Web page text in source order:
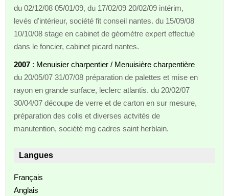
du 02/12/08 05/01/09, du 17/02/09 20/02/09 intérim,
levés d'intérieur, société fit conseil nantes. du 15/09/08
10/10/08 stage en cabinet de géomètre expert effectué
dans le foncier, cabinet picard nantes.
2007 : Menuisier charpentier / Menuisière charpentière
du 20/05/07 31/07/08 préparation de palettes et mise en
rayon en grande surface, leclerc atlantis. du 20/02/07
30/04/07 découpe de verre et de carton en sur mesure,
préparation des colis et diverses actvités de
manutention, société mg cadres saint herblain.
Langues
Français
Anglais